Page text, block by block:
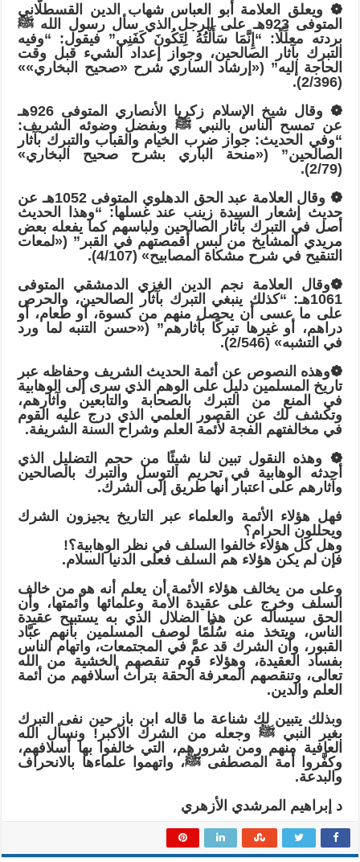
❁ ويعلق العلامة أبو العباس شهاب الدين القسطلَّاني
المتوفى 923هـ على الرجل الذي سأل رسول الله ﷺ
بردته معلِّلًا: “إِنَّمَا سَأَلْتُهُ لِتَكُونَ كَفَنِي” فيقول: “وفيه
التبرك بآثار الصالحين، وجواز إعداد الشيء قبل وقت
الحاجة إليه” («إرشاد الساري شرح «صحيح البخاري»»
(2/396).
❁ وقال شيخ الإسلام زكريا الأنصاري المتوفى 926هـ
عن تمسح الناس بالنبي ﷺ وبفضل وضوئه الشريف:
“وفي الحديث: جواز ضرب الخيام والقباب والتبرك بآثار
الصالحين” («منحة الباري بشرح صحيح البخاري»
(2/79).
❁ وقال العلامة عبد الحق الدهلوي المتوفى 1052هـ عن
حديث إشعار السيدة زينب عند غسلها: “وهذا الحديث
أصل في التبرك بآثار الصالحين ولباسهم كما يفعله بعض
مريدي المشايخ من لبس أقمصتهم في القبر” («لمعات
التنقيح في شرح مشكاة المصابيح» (4/107).
❁وقال العلامة نجم الدين الغزي الدمشقي المتوفى
1061هـ: “كذلك ينبغي التبرك بآثار الصالحين، والحرص
على ما عسى أن يحصل منهم من كسوة، أو طعام، أو
دراهم، أو غيرها تبركًا بآثارهم” («حسن التنبه لما ورد
في التشبه» (2/546).
❁وهذه النصوص عن أئمة الحديث الشريف وحفاظه عبر
تاريخ المسلمين دليل على الوهم الذي سرى إلى الوهابية
في المنع من التبرك بالصحابة والتابعين وآثارهم،
وتكشف لك عن القصور العلمي الذي درج عليه القوم
في مخالفتهم الفجة لأئمة العلم وشراح السنة الشريفة.
❁ وهذه النقول تبين لنا شيئًا من حجم التضليل الذي
أحدثه الوهابية في تحريم التوسل والتبرك بالصالحين
وآثارهم على اعتبار أنها طريق إلى الشرك.
فهل هؤلاء الأئمة والعلماء عبر التاريخ يجيزون الشرك
ويحللون الحرام؟
وهل كل هؤلاء خالفوا السلف في نظر الوهابية؟!
فإن لم يكن هؤلاء هم السلف فعلى الدنيا السلام.
وعلى من يخالف هؤلاء الأئمة أن يعلم أنه هو من خالف
السلف وخرج على عقيدة الأمة وعلمائها وأئمتها، وأن
الحق سيسأله عن هذا الضلال الذي به يستبيح عقيدة
الناس، ويتخذ منه سُلَّمًا لوصف المسلمين بأنهم عبَّاد
القبور، وأن الشرك قد عمَّ في المجتمعات، واتهام الناس
بفساد العقيدة، وهؤلاء قوم تنقصهم الخشية من الله
تعالى، وتنقصهم المعرفة الحقة بتراث أسلافهم من أئمة
العلم والدين.
وبذلك يتبين لك شناعة ما قاله ابن باز حين نفى التبرك
بغير النبي ﷺ وجعله من الشرك الأكبر! ونسأل الله
العافية منهم ومن شرورهم، التي خالفوا بها أسلافهم،
وكفَّروا أمة المصطفى ﷺ، واتهموا علماءها بالانحراف
والبدعة.
د إبراهيم المرشدي الأزهري